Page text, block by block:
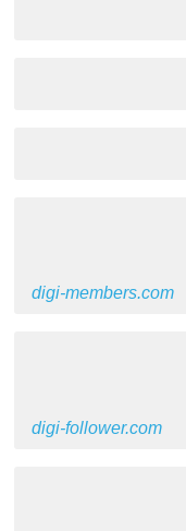
digi-members.com
digi-follower.com